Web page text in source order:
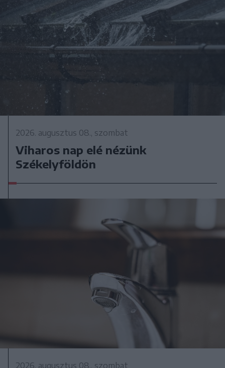
2026. augusztus 08., szombat
Viharos nap elé nézünk
Székelyföldön
2026. augusztus 08., szombat